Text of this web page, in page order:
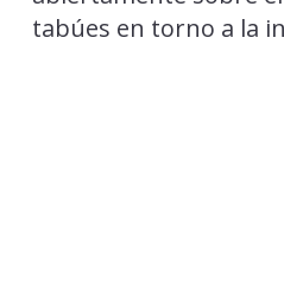
tabúes en torno a la